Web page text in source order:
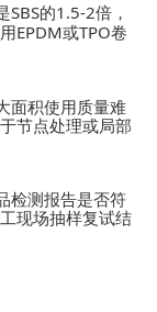
SBS的1.5-2倍，
EPDM或TPO卷
面积使用质量难
节点处理或局部
检测报告是否符
现场抽样复试结